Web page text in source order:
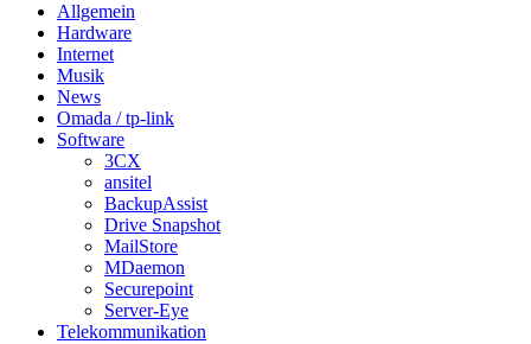
Allgemein
Hardware
Internet
Musik
News
Omada / tp-link
Software
3CX
ansitel
BackupAssist
Drive Snapshot
MailStore
MDaemon
Securepoint
Server-Eye
Telekommunikation